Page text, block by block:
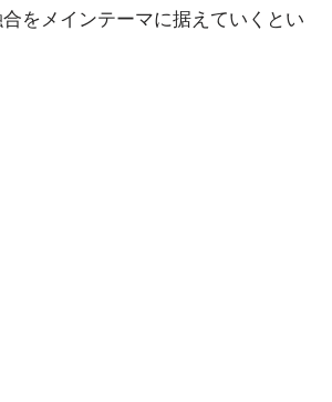
をメインテーマに据えていくとい